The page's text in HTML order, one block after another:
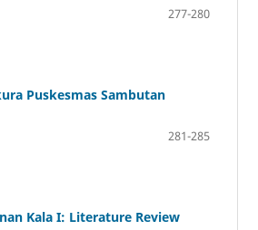
277-280
Puskesmas Sambutan
281-285
Kala I: Literature Review